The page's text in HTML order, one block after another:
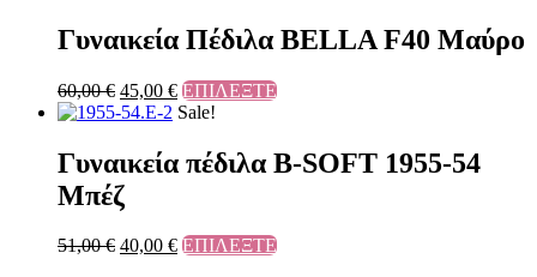
Γυναικεία Πέδιλα BELLA F40 Μαύρο
60,00€ 45,00 € ΕΠΙΛΕΞΤΕ
Sale!
Γυναικεία πέδιλα B-SOFT 1955-54
Μπέζ
51,00€ 40,00 € ΕΠΙΛΕΞΤΕ